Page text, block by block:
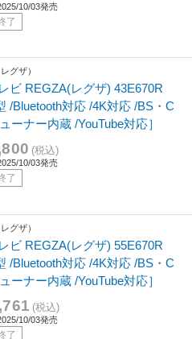
10/03発売
了
グザ）
ビ REGZA(レグザ) 43E670R
/Bluetooth対応 /4K対応 /BS・C
ーナー内蔵 /YouTube対応］
(税込)
10/03発売
了
グザ）
ビ REGZA(レグザ) 55E670R
/Bluetooth対応 /4K対応 /BS・C
ーナー内蔵 /YouTube対応］
(税込)
10/03発売
了